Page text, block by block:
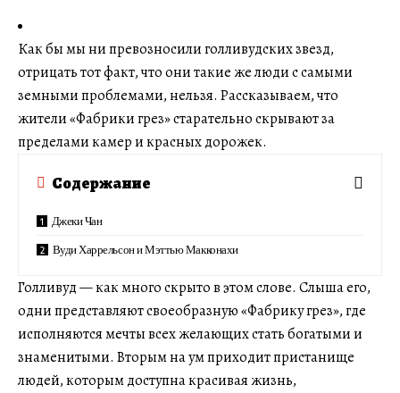
Как бы мы ни превозносили голливудских звезд,
отрицать тот факт, что они такие же люди с самыми
земными проблемами, нельзя. Рассказываем, что
жители «Фабрики грез» старательно скрывают за
пределами камер и красных дорожек.
Содержание
Джеки Чан
Вуди Харрельсон и Мэттью Макконахи
Голливуд — как много скрыто в этом слове. Слыша его,
одни представляют своеобразную «Фабрику грез», где
исполняются мечты всех желающих стать богатыми и
знаменитыми. Вторым на ум приходит пристанище
людей, которым доступна красивая жизнь,